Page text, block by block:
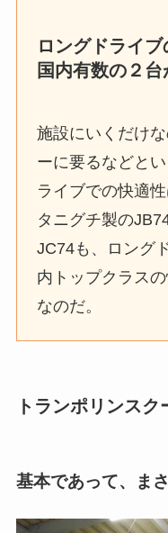
ロングドライ
国内有数の２
施設にいくだけ
ーに要るなどと
ライブでの快適性
タニグチ製の
JC74も、ロング
内トップクラス
なのだ。
トランポリンス
基本であって、まさ